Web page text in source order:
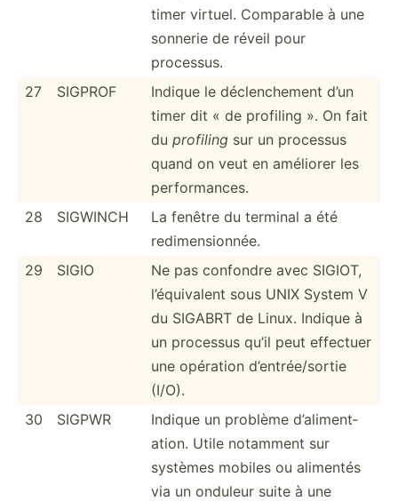
timer virtuel. Comparable à une
sonnerie de réveil pour
processus.
27
SIGPROF
Indique le déclen­chement d’un
timer dit « de profiling ». On fait
du profiling sur un processus
quand on veut en améliorer les
perfor­mances.
28
SIGWINCH
La fenêtre du terminal a été
redime­nsi­onnée.
29
SIGIO
Ne pas confondre avec SIGIOT,
l’équi­valent sous UNIX System V
du SIGABRT de Linux. Indique à
un processus qu’il peut effectuer
une opération d’entr­ée/­sortie
(I/O).
30
SIGPWR
Indique un problème d’alim­ent­
ation. Utile notamment sur
systèmes mobiles ou alimentés
via un onduleur suite à une